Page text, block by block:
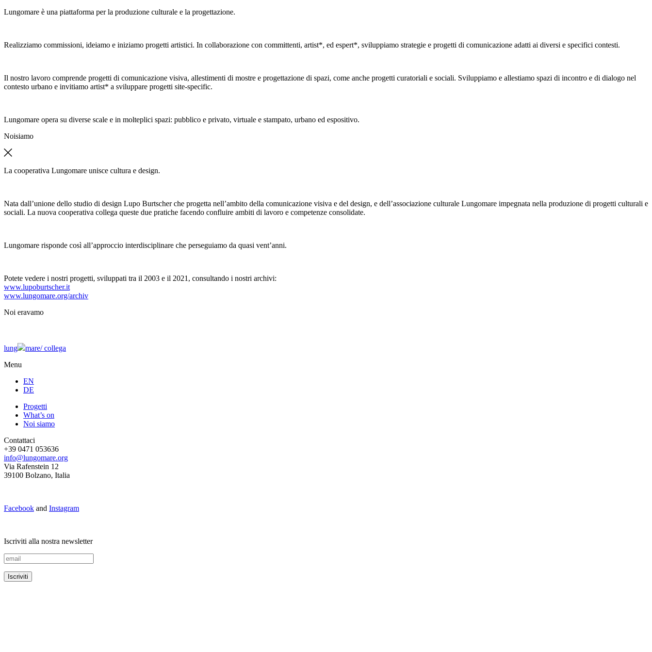
Lungomare è una piattaforma per la produzione culturale e la progettazione.
Realizziamo commissioni, ideiamo e iniziamo progetti artistici. In collaborazione con committenti, artist*, ed espert*, sviluppiamo strategie e progetti di comunicazione adatti ai diversi e specifici contesti.
Il nostro lavoro comprende progetti di comunicazione visiva, allestimenti di mostre e progettazione di spazi, come anche progetti curatoriali e sociali. Sviluppiamo e allestiamo spazi di incontro e di dialogo nel
contesto urbano e invitiamo artist* a sviluppare progetti site-specific.
Lungomare opera su diverse scale e in molteplici spazi: pubblico e privato, virtuale e stampato, urbano ed espositivo.
Noisiamo
La cooperativa Lungomare unisce cultura e design.
Nata dall’unione dello studio di design Lupo Burtscher che progetta nell’ambito della comunicazione visiva e del design, e dell’associazione culturale Lungomare impegnata nella produzione di progetti culturali e
sociali. La nuova cooperativa collega queste due pratiche facendo confluire ambiti di lavoro e competenze consolidate.
Lungomare risponde così all’approccio interdisciplinare che perseguiamo da quasi vent’anni.
Potete vedere i nostri progetti, sviluppati tra il 2003 e il 2021, consultando i nostri archivi:
www.lupoburtscher.it
www.lungomare.org/archiv
Noi eravamo
lung mare/collega
Menu
EN
DE
Progetti
What’s on
Noi siamo
Contattaci
+39 0471 053636
info@lungomare.org
Via Rafenstein 12
39100 Bolzano, Italia
Facebook and Instagram
Iscriviti alla nostra newsletter